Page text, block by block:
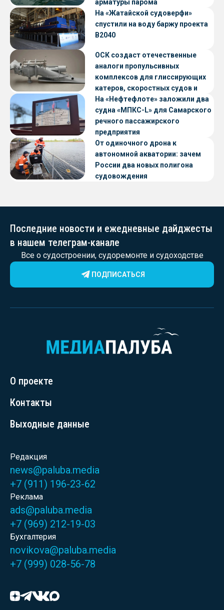
арматуры парома
«Петропавловск» проекта CNF22
На «Жатайской судоверфи»
спустили на воду баржу проекта
В2040
ОСК создаст отечественные
аналоги пропульсивных
комплексов для глиссирующих
катеров, скоростных судов и
судов с малой осадкой
На «Нефтефлоте» заложили два
судна «МПКС-L» для Самарского
речного пассажирского
предприятия
От одиночного дрона к
автономной акватории: зачем
России два новых полигона
судовождения
Последние новости и ежедневные дайджесты
в нашем телеграм-канале
Все о судостроении, судоремонте и судоходстве
ПОДПИСАТЬСЯ
О проекте
Контакты
Выходные данные
Редакция
news@paluba.media
+7 (911) 196-23-62
Реклама
ads@paluba.media
+7 (969) 212-19-03
Бухгалтерия
novikova@paluba.media
+7 (999) 028-56-78